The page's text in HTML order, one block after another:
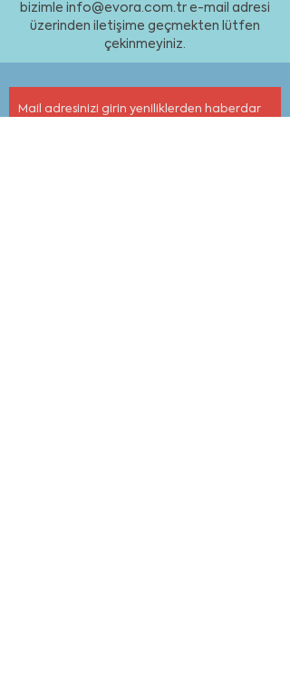
bizimle info@evora.com.tr e-mail adresi
üzerinden iletişime geçmekten lütfen
çekinmeyiniz.
Mail adresinizi girin yeniliklerden haberdar